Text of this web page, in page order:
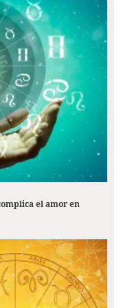
el amor en